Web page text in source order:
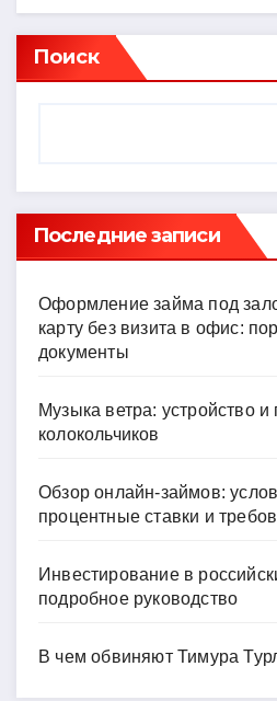
n
o
kl
ni
ki
at
s
A
er
e
a
Поиск
Последние записи
Оформление займа под
карту без визита в офис:
документы
Музыка ветра: устройство
колокольчиков
Обзор онлайн-займов:
процентные ставки и
Инвестирование в
подробное руководство
В чем обвиняют Тимура